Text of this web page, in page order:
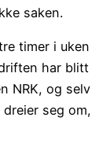
saken.
timer i uken
har blitt
NRK, og selv
seg om,